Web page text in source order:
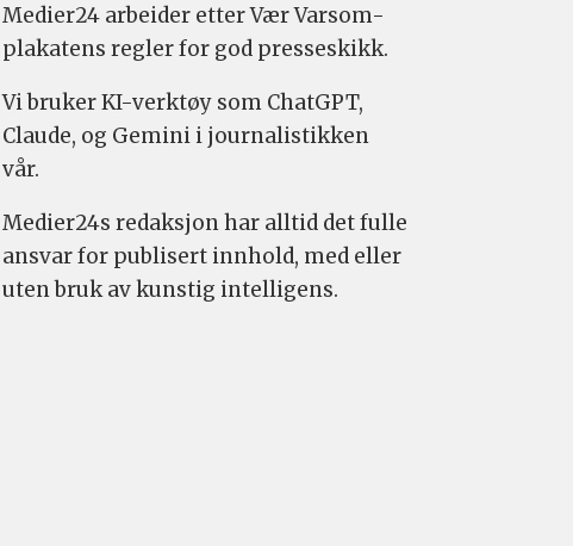
Medier24 arbeider etter Vær Varsom-
plakatens regler for god presseskikk.
Vi bruker KI-verktøy som ChatGPT,
Claude, og Gemini i journalistikken
vår.
Medier24s redaksjon har alltid det fulle
ansvar for publisert innhold, med eller
uten bruk av kunstig intelligens.